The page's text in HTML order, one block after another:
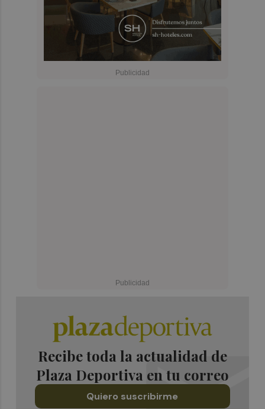
Recibe toda la actualidad de
Plaza Deportiva en tu correo
Quiero suscribirme